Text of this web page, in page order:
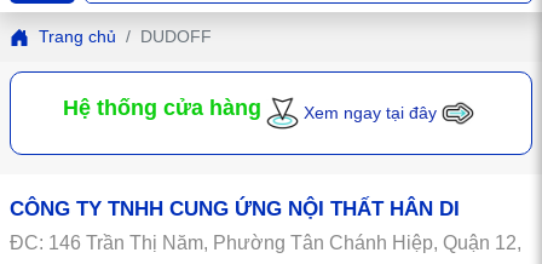
Trang chủ DUDOFF
Hệ thống cửa hàng Xem ngay tại đây
CÔNG TY TNHH CUNG ỨNG NỘI THẤT HÂN DI
ĐC: 146 Trần Thị Năm, Phường Tân Chánh Hiệp, Quận 12,